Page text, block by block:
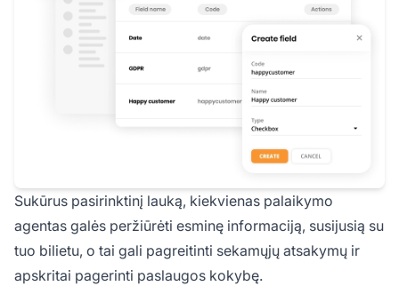
Sukūrus pasirinktinį lauką, kiekvienas palaikymo
agentas galės peržiūrėti esminę informaciją, susijusią su
tuo bilietu, o tai gali pagreitinti sekamųjų atsakymų ir
apskritai pagerinti paslaugos kokybę.